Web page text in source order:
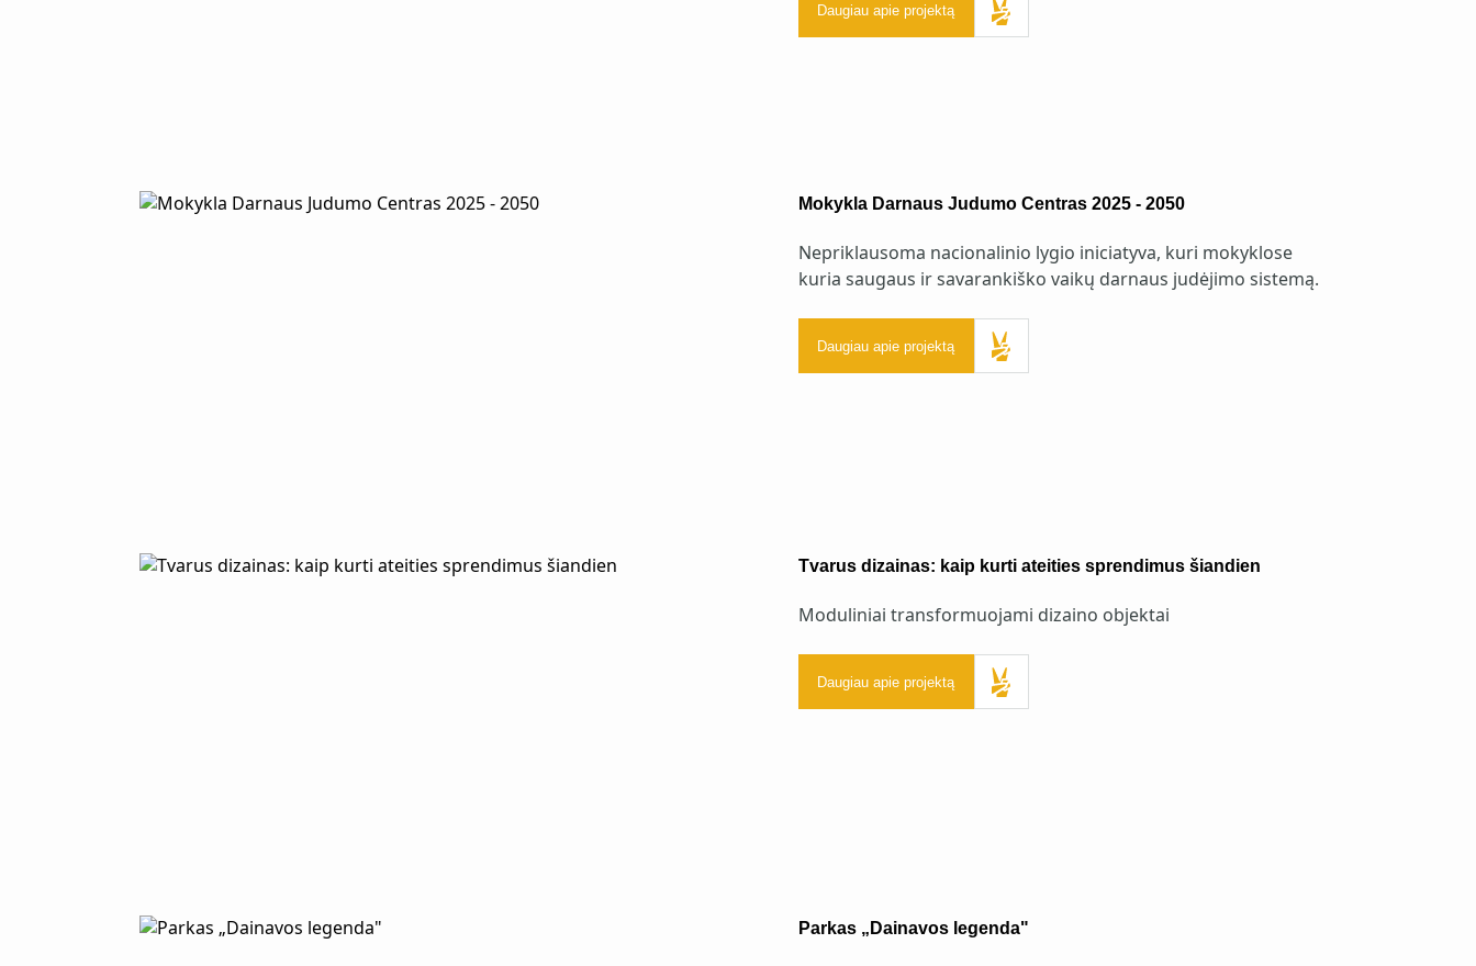
Daugiau apie projektą
Mokykla Darnaus Judumo Centras 2025 - 2050
Nepriklausoma nacionalinio lygio iniciatyva, kuri mokyklose
kuria saugaus ir savarankiško vaikų darnaus judėjimo sistemą.
Daugiau apie projektą
Tvarus dizainas: kaip kurti ateities sprendimus šiandien
Moduliniai transformuojami dizaino objektai
Daugiau apie projektą
Parkas „Dainavos legenda"